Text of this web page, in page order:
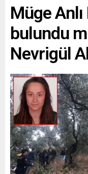
Müge
bulundu
Nevrigül